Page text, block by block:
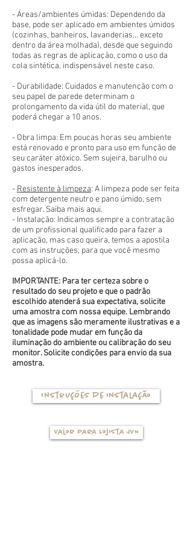
- Áreas/ambientes úmidas: Dependendo da
base, pode ser aplicado em ambientes úmidos
(cozinhas, banheiros, lavanderias... exceto
dentro da área molhada), desde que seguindo
todas as regras de aplicação, como o uso da
cola sintética, indispensável neste caso.
- Durabilidade: Cuidados e manutenção com o
seu papel de parede determinam o
prolongamento da vida útil do material, que
poderá chegar a 10 anos.
- Obra limpa: Em poucas horas seu ambiente
está renovado e pronto para uso em função de
seu caráter atóxico. Sem sujeira, barulho ou
gastos inesperados.
- Resistente à limpeza: A limpeza pode ser feita
com detergente neutro e pano úmido, sem
esfregar. Saiba mais aqui.
- Instalação: Indicamos sempre a contratação
de um profissional qualificado para fazer a
aplicação, mas caso queira, temos a apostila
com as instruções, para que você mesmo
possa aplicá-lo.
IMPORTANTE: Para ter certeza sobre o
resultado do seu projeto e que o padrão
escolhido atenderá sua expectativa, solicite
uma amostra com nossa equipe. Lembrando
que as imagens são meramente ilustrativas e a
tonalidade pode mudar em função da
iluminação do ambiente ou calibração do seu
monitor. Solicite condições para envio da sua
amostra.
Instruções de instalação
Valor para Lojista JVN